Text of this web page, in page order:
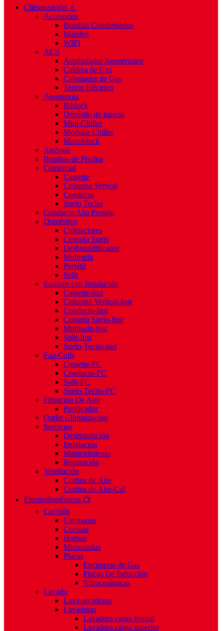
Climatización 💧
Accesorios
Bombas Condensados
Mandos
WIFI
ACS
Acumulador Aerotérmico
Caldera de Gas
Calentador de Gas
Termo Eléctrico
Aerotermia
Biblock
Depósito de Inercia
Mini-Chiller
Modular Chiller
Monoblock
AirZone
Bombas de Piscina
Comercial
Cassette
Columna Vertical
Conducto
Suelo Techo
Conducto Alta Presión
Doméstico
Calefactores
Consola Suelo
Deshumidificador
Multisplit
Portátil
Split
Equipos con Instalación
Cassette-Inst
Columna Vertical-Inst
Conducto-Inst
Consola Suelo-Inst
Multisplit-Inst
Split-Inst
Suelo-Techo-Inst
Fan-Coils
Cassette-FC
Conducto-FC
Split-FC
Suelo-Techo-FC
Filtración De Aire
Purificador
Outlet Climatización
Servicios
Desinstalación
Instalación
Mantenimiento
Reparación
Ventilación
Cortina de Aire
Cortina de Aire-Cal
Electrodomésticos 📺
Cocción
Campanas
Cocinas
Hornos
Microondas
Placas
Encimeras de Gas
Placas De Inducción
Vitrocerámicas
Lavado
Lava-secadoras
Lavadoras
Lavadora carga frontal
Lavadora carga superior